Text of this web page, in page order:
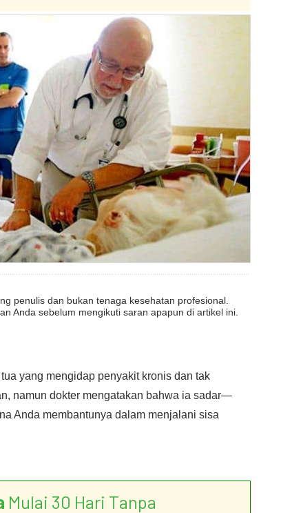
penulis dan bukan tenaga kesehatan profesional.
Anda sebelum mengikuti saran apapun di artikel ini.
yang mengidap penyakit kronis dan tak
namun dokter mengatakan bahwa ia sadar—
Anda membantunya dalam menjalani sisa
Mulai 30 Hari Tanpa